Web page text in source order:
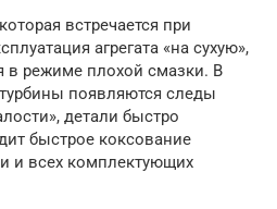
встречается при
агрегата «на сухую»,
в режиме плохой смазки. В
появляются следы
детали быстро
быстрое коксование
и всех комплектующих